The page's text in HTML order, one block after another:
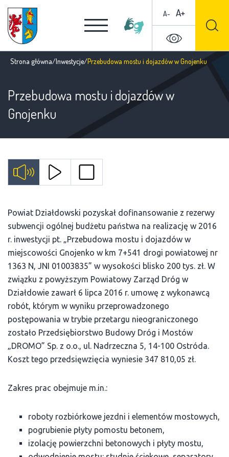
A- A+
Strona główna/Inwestycje/Przebudowa mostu i dojazdów w Gnojenku
Przebudowa mostu i dojazdów w
Gnojenku
Powiat Działdowski pozyskał dofinansowanie z rezerwy
subwencji ogólnej budżetu państwa na realizację w 2016
r. inwestycji pt. „Przebudowa mostu i dojazdów w
miejscowości Gnojenko w km 7+541 drogi powiatowej nr
1363 N, JNI 01003835” w wysokości blisko 200 tys. zł. W
związku z powyższym Powiatowy Zarząd Dróg w
Działdowie zawarł 6 lipca 2016 r. umowę z wykonawcą
robót, którym w wyniku przeprowadzonego
postępowania w trybie przetargu nieograniczonego
zostało Przedsiębiorstwo Budowy Dróg i Mostów
„DROMO” Sp. z o.o., ul. Nadrzeczna 5, 14-100 Ostróda.
Koszt tego przedsięwzięcia wyniesie 347 810,05 zł.
Zakres prac obejmuje m.in.:
roboty rozbiórkowe jezdni i elementów mostowych,
pogrubienie płyty pomostu betonem,
izolację powierzchni betonowych i płyty mostu,